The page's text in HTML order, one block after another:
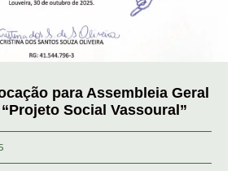
para Assembleia Geral
Social Vassoural”